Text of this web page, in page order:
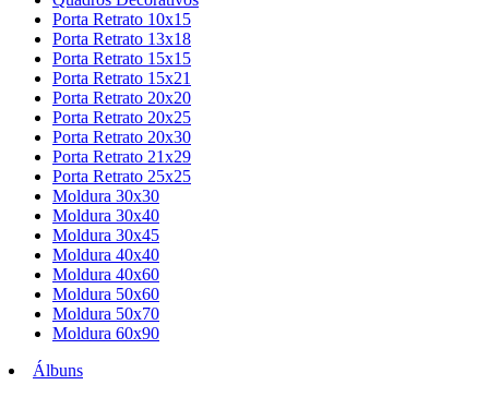
Porta Retrato 10x15
Porta Retrato 13x18
Porta Retrato 15x15
Porta Retrato 15x21
Porta Retrato 20x20
Porta Retrato 20x25
Porta Retrato 20x30
Porta Retrato 21x29
Porta Retrato 25x25
Moldura 30x30
Moldura 30x40
Moldura 30x45
Moldura 40x40
Moldura 40x60
Moldura 50x60
Moldura 50x70
Moldura 60x90
Álbuns